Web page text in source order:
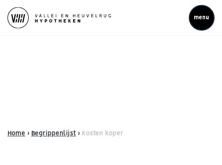
menu
Home › Begrippenlijst › Kosten koper